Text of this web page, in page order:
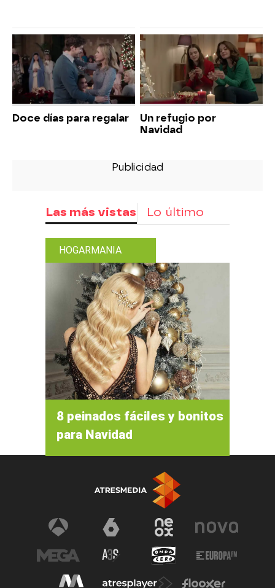
Doce días para regalar
Un refugio por
Navidad
Las más vistas Lo último
HOGARMANIA
8 peinados fáciles y bonitos
para Navidad